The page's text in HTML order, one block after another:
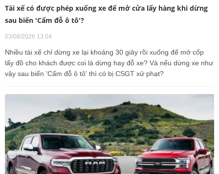
Tài xế có được phép xuống xe để mở cửa lấy hàng khi dừng
sau biển 'Cấm đỗ ô tô'?
03/08/2026 13:04
Nhiều tài xế chỉ dừng xe lại khoảng 30 giây rồi xuống để mở cốp
lấy đồ cho khách được coi là dừng hay đỗ xe? Và nếu dừng xe như
vậy sau biển 'Cấm đỗ ô tô' thì có bị CSGT xử phạt?